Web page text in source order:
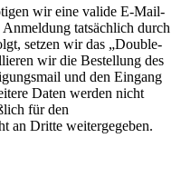
wir eine valide E-Mail-
tatsächlich durch
setzen wir das „Double-
wir die Bestellung des
und den Eingang
Daten werden nicht
für den
an Dritte weitergegeben.